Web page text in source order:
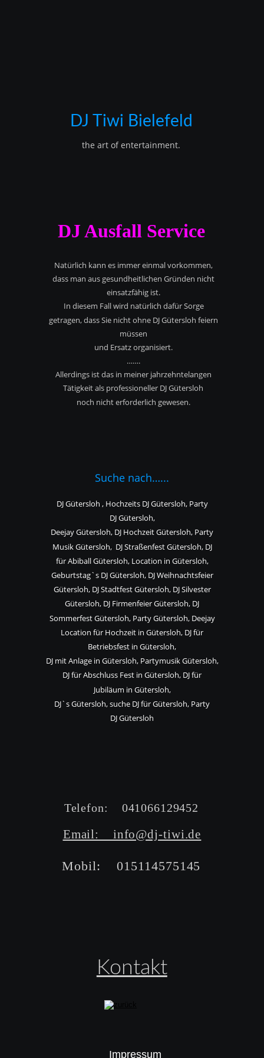
Kontakt
Natürlich kann es immer einmal vorkommen,
dass man aus gesundheitlichen Gründen nicht
einsatzfähig ist.
In diesem Fall wird natürlich dafür Sorge
getragen, dass Sie nicht ohne DJ Gütersloh feiern
müssen
und Ersatz organisiert.
…….
Allerdings ist das in meiner jahrzehntelangen
Tätigkeit als professioneller DJ Gütersloh
noch nicht erforderlich gewesen.
Telefon:    041066129452
Mobil:    015114575145
Email:    info@dj-tiwi.de
DJ Tiwi Bielefeld
the art of entertainment.
DJ Ausfall Service
Suche nach…...
DJ Gütersloh , Hochzeits DJ Gütersloh, Party
DJ Gütersloh,
Deejay Gütersloh, DJ Hochzeit Gütersloh, Party
Musik Gütersloh,  DJ Straßenfest Gütersloh, DJ
für Abiball Gütersloh, Location in Gütersloh,
Geburtstag`s DJ Gütersloh, DJ Weihnachtsfeier
Gütersloh, DJ Stadtfest Gütersloh, DJ Silvester
Gütersloh, DJ Firmenfeier Gütersloh, DJ
Sommerfest Gütersloh, Party Gütersloh, Deejay
Location für Hochzeit in Gütersloh, DJ für
Betriebsfest in Gütersloh,
DJ mit Anlage in Gütersloh, Partymusik Gütersloh,
DJ für Abschluss Fest in Gütersloh, DJ für
Jubiläum in Gütersloh,
DJ`s Gütersloh, suche DJ für Gütersloh, Party
DJ Gütersloh
Impressum